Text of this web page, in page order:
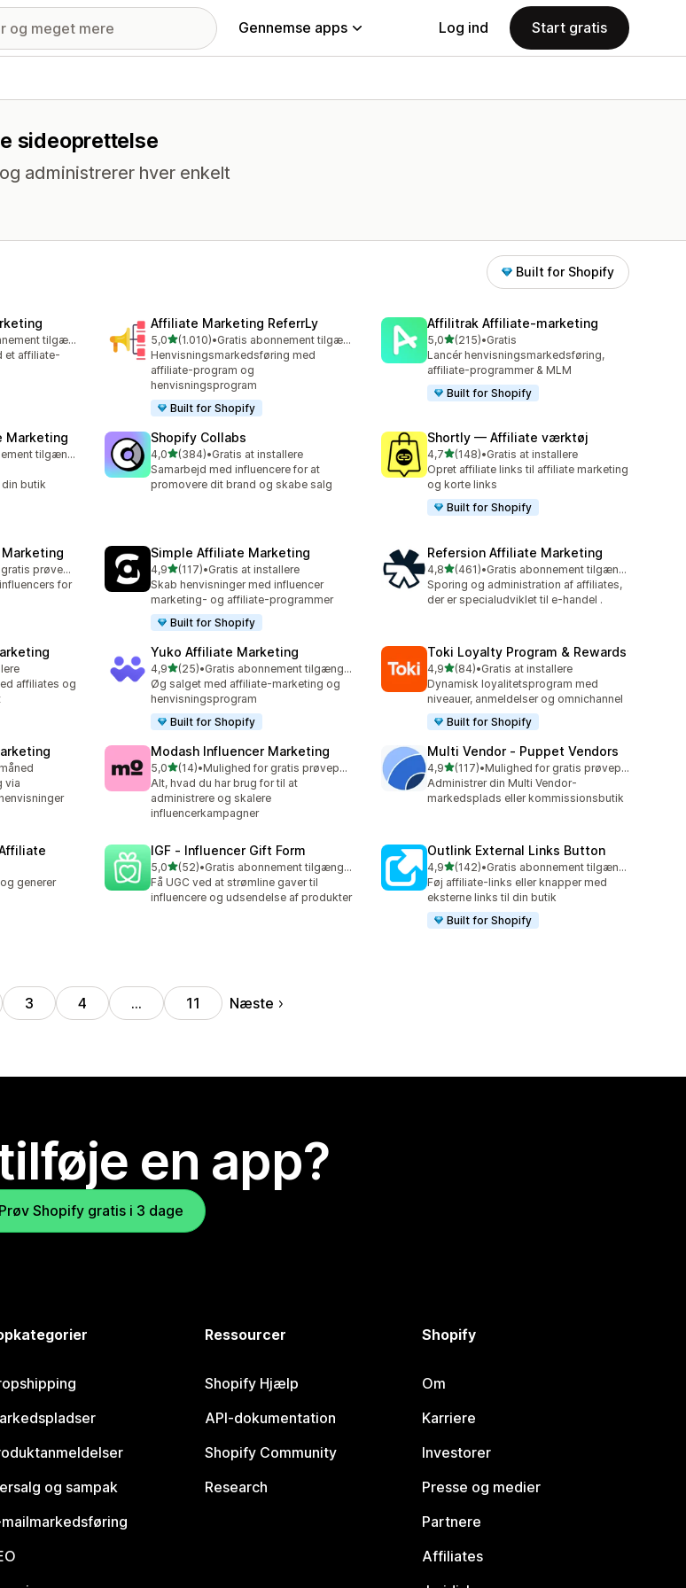
Gennemse apps Log ind Start gratis
sideoprettelse
administrerer hver enkelt
Built for Shopify
Gratis abonnement tilgængeligt
et affiliate-
Affiliate Marketing ReferrLy
5,0ud af 5 stjerner
(1.010)
1010 anmeldelser i alt
•
Gratis abonnement tilgængeligt
Henvisningsmarkedsføring med
affiliate-program og
henvisningsprogram
Built for Shopify
Affilitrak Affiliate‑marketing
5,0ud af 5 stjerner
(215)
215 anmeldelser i alt
•Gratis
Lancér henvisningsmarkedsføring,
affiliate-programmer & MLM
Built for Shopify
Marketing
Gratis abonnement tilgængeligt
butik
Shopify Collabs
4,0ud af 5 stjerner
(384)
384 anmeldelser i alt
•Gratis at installere
Samarbejd med influencere for at
promovere dit brand og skabe salg
Shortly — Affiliate værktøj
4,7ud af 5 stjerner
(148)
148 anmeldelser i alt
•Gratis at installere
Opret affiliate links til affiliate marketing
og korte links
Built for Shopify
Mulighed for gratis prøveperiode
for
Simple Affiliate Marketing
4,9ud af 5 stjerner
(117)
117 anmeldelser i alt
•Gratis at installere
Skab henvisninger med influencer
marketing- og affiliate-programmer
Built for Shopify
Refersion Affiliate Marketing
4,8ud af 5 stjerner
(461)
461 anmeldelser i alt
•
Gratis abonnement tilgængeligt
Sporing og administration af affiliates,
der er specialudviklet til e-handel .
affiliates og
Yuko Affiliate Marketing
4,9ud af 5 stjerner
(25)
25 anmeldelser i alt
•
Gratis abonnement tilgængeligt
Øg salget med affiliate-marketing og
henvisningsprogram
Built for Shopify
Toki Loyalty Program & Rewards
4,9ud af 5 stjerner
(84)
84 anmeldelser i alt
•Gratis at installere
Dynamisk loyalitetsprogram med
niveauer, anmeldelser og omnichannel
Built for Shopify
via
Modash Influencer Marketing
5,0ud af 5 stjerner
(14)
14 anmeldelser i alt
•
Mulighed for gratis prøveperiode
Alt, hvad du har brug for til at
administrere og skalere
influencerkampagner
Multi Vendor ‑ Puppet Vendors
4,9ud af 5 stjerner
(117)
117 anmeldelser i alt
•
Mulighed for gratis prøveperiode
Administrer din Multi Vendor-
markedsplads eller kommissionsbutik
generer
IGF ‑ Influencer Gift Form
5,0ud af 5 stjerner
(52)
52 anmeldelser i alt
•
Gratis abonnement tilgængeligt
Få UGC ved at strømline gaver til
influencere og udsendelse af produkter
Outlink External Links Button
4,9ud af 5 stjerner
(142)
142 anmeldelser i alt
•
Gratis abonnement tilgængeligt
Føj affiliate-links eller knapper med
eksterne links til din butik
Built for Shopify
3 4 … 11 Næste
en app?
Prøv Shopify gratis i 3 dage
og sampak
Ressourcer
Shopify Hjælp
API-dokumentation
Shopify Community
Research
Shopify
Om
Karriere
Investorer
Presse og medier
Partnere
Affiliates